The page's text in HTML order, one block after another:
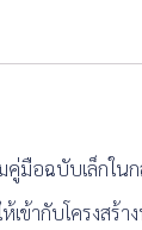
คู่มือฉบับเล็กใน
ากับโครงสร้